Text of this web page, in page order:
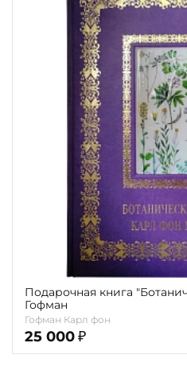
Пол и возраст
Подарочная книга
Гофман
Гофман Карл фон
25 000 ₽